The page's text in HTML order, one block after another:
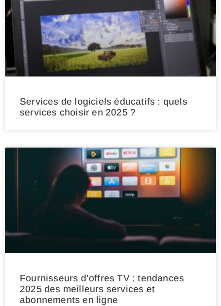
Services de logiciels éducatifs : quels
services choisir en 2025 ?
Fournisseurs d’offres TV : tendances
2025 des meilleurs services et
abonnements en ligne